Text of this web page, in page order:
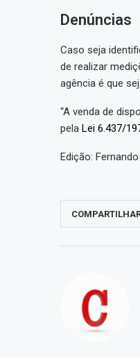
Denúncias
Caso seja
de realizar
agência é que
“A venda de
pela Lei 6.437/
Edição: